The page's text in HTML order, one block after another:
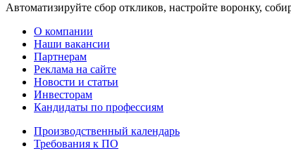
Автоматизируйте сбор откликов, настройте воронку,
О компании
Наши вакансии
Партнерам
Реклама на сайте
Новости и статьи
Инвесторам
Кандидаты по профессиям
Производственный календарь
Требования к ПО